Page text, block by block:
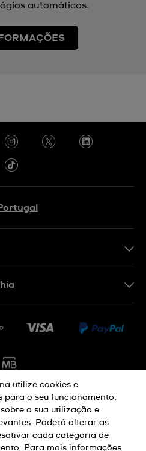
automáticos.
Aviso De Cookies
utilize cookies e
para o seu funcionamento,
a sua utilização e
Poderá alterar as
cada categoria de
Para mais informações